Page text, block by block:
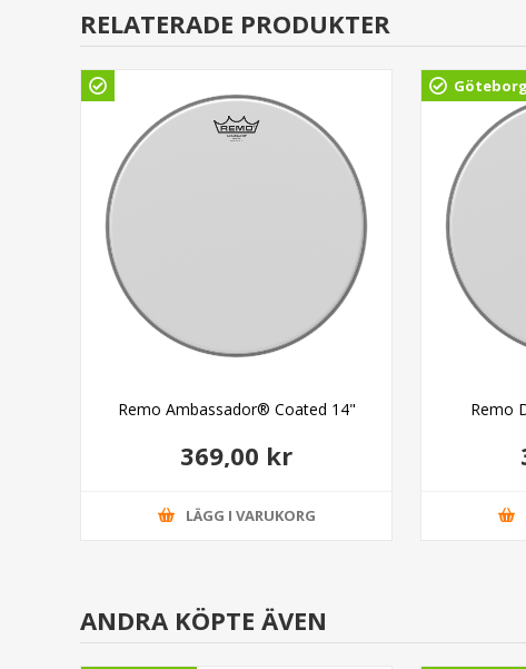
RELATERADE PRODUKTER
Remo Ambassador® Coated 14"
369,00 kr
LÄGG I VARUKORG
Göteborg
Remo
ANDRA KÖPTE ÄVEN